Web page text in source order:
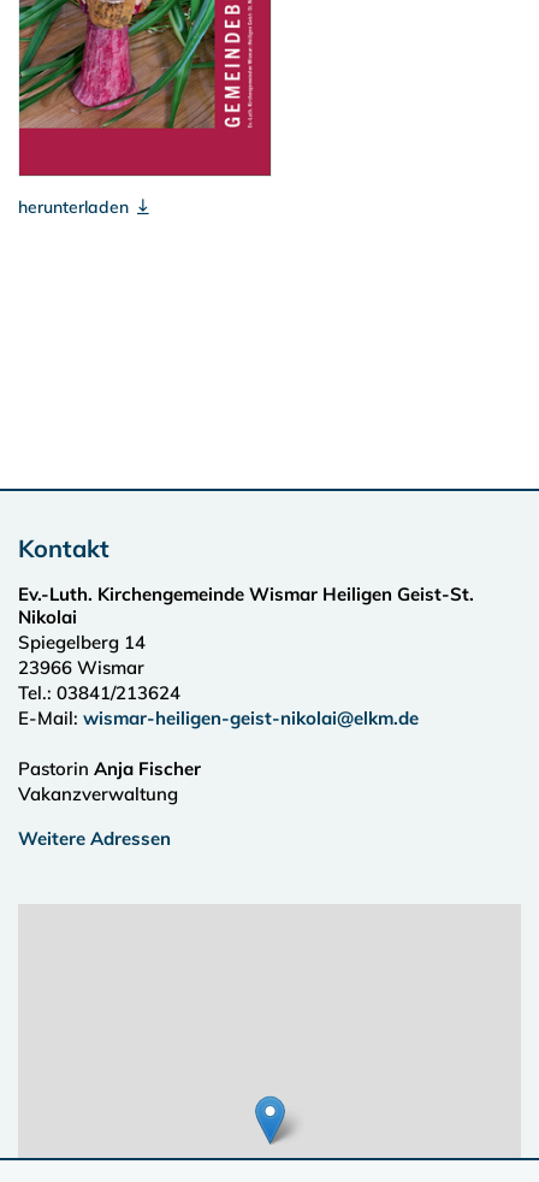
herunterladen
Kontakt
Ev.-Luth. Kirchengemeinde Wismar Heiligen Geist-St.
Nikolai
Spiegelberg 14
23966 Wismar
Tel.: 03841/213624
E-Mail: wismar-heiligen-geist-nikolai@elkm.de
Pastorin Anja Fischer
Vakanzverwaltung
Weitere Adressen